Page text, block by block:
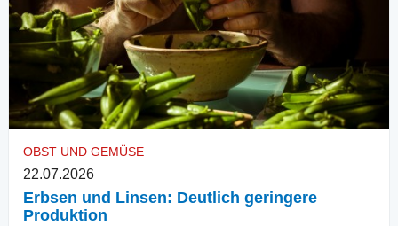
OBST UND GEMÜSE
22.07.2026
Erbsen und Linsen: Deutlich geringere
Produktion